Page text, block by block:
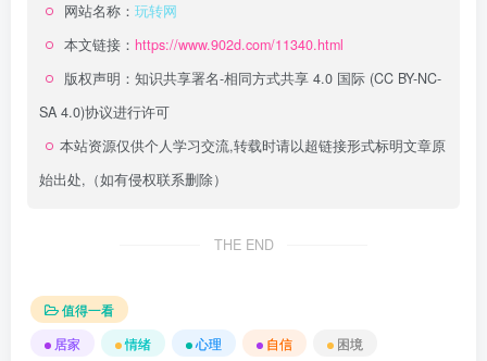
网站名称： 玩转网
本文链接： https://www.902d.com/11340.html
版权声明： 知识共享署名-相同方式共享 4.0 国际 (CC BY-NC-
SA 4.0)协议进行许可
本站资源仅供个人学习交流,转载时请以超链接形式标明文章原
始出处,（如有侵权联系删除）
THE END
值得一看
居家
情绪 心理 自信 困境